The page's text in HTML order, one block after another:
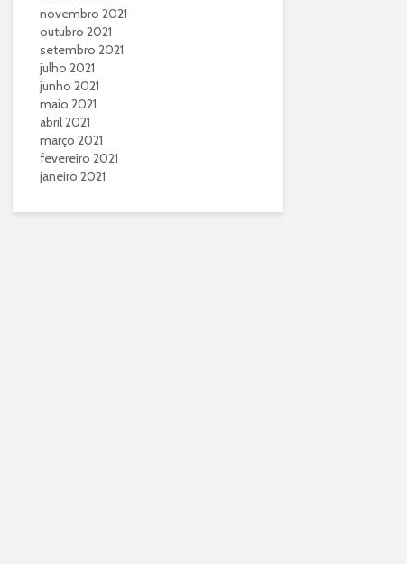
novembro 2021
outubro 2021
setembro 2021
julho 2021
junho 2021
maio 2021
abril 2021
março 2021
fevereiro 2021
janeiro 2021